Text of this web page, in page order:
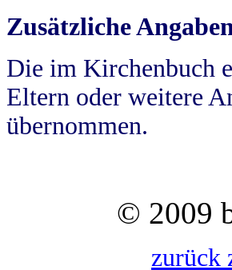
Zusätzliche
Die im Kirchenbuch
Eltern oder weitere
übernommen.
© 2009
zurück